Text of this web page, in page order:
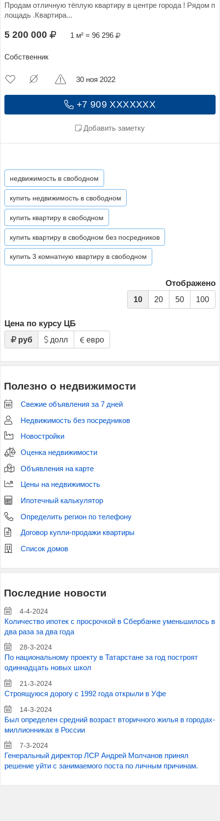
Продам отличную тёплую квартиру в центре города ! Рядом п
лощадь .Квартира...
5 200 000 1 м² = 96 296
Собственник
+7 909 XXXXXXX
Добавить заметку
30 ноя 2022
недвижимость в свободном
купить недвижимость в свободном
купить квартиру в свободном
купить квартиру в свободном без посредников
купить 3 комнатную квартиру в свободном
Отображено
10 20 50 100
Цена по курсу ЦБ
руб долл евро
Полезно о недвижимости
Свежие объявления за 7 дней
Недвижимость без посредников
Новостройки
Оценка недвижимости
Объявления на карте
Цены на недвижимость
Ипотечный калькулятор
Определить регион по телефону
Договор купли-продажи квартиры
Список домов
Последние новости
4-4-2024
Количество ипотек с просрочкой в Сбербанке уменьшилось в
два раза за два года
28-3-2024
По национальному проекту в Татарстане за год построят
одиннадцать новых школ
21-3-2024
Строящуюся дорогу с 1992 года открыли в Уфе
14-3-2024
Был определен средний возраст вторичного жилья в городах-
миллионниках в России
7-3-2024
Генеральный директор ЛСР Андрей Молчанов принял
решение уйти с занимаемого поста по личным причинам.